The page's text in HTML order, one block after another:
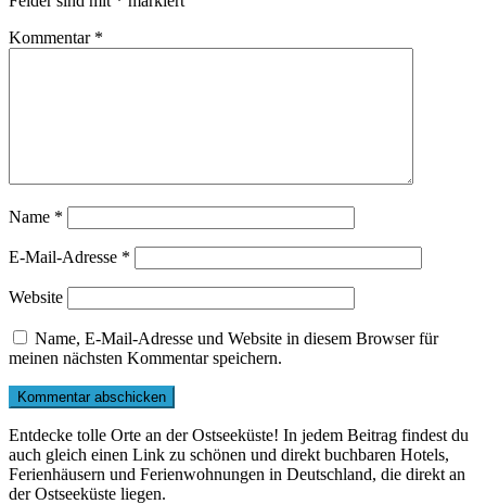
Kommentar *
Name *
E-Mail-Adresse *
Website
Name, E-Mail-Adresse und Website in diesem Browser für
meinen nächsten Kommentar speichern.
Entdecke tolle Orte an der Ostseeküste! In jedem Beitrag findest du
auch gleich einen Link zu schönen und direkt buchbaren Hotels,
Ferienhäusern und Ferienwohnungen in Deutschland, die direkt an
der Ostseeküste liegen.